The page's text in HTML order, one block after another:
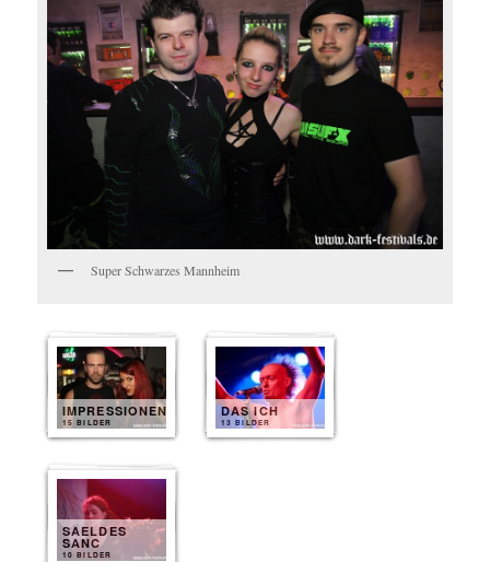
Super Schwarzes Mannheim
IMPRESSIONEN
15 BILDER
DAS ICH
13 BILDER
SAELDES
SANC
10 BILDER